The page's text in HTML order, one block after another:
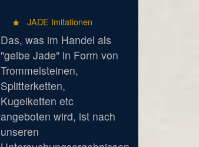
JADE Imitationen
Das, was im Handel als
"gelbe Jade" in Form von
Trommelsteinen,
Splitterketten,
Kugelketten etc
angeboten wird, ist nach
unseren